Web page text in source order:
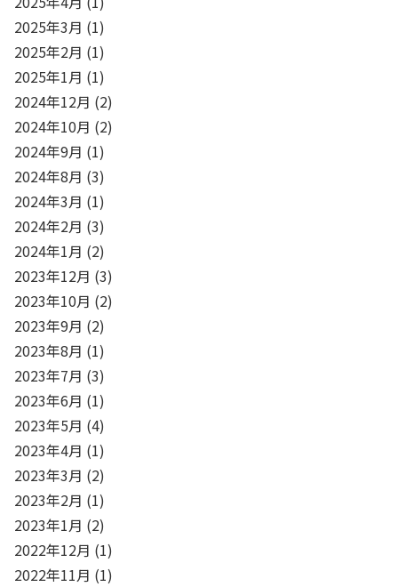
2025年3月 (1)
2025年2月 (1)
2025年1月 (1)
2024年12月 (2)
2024年10月 (2)
2024年9月 (1)
2024年8月 (3)
2024年3月 (1)
2024年2月 (3)
2024年1月 (2)
2023年12月 (3)
2023年10月 (2)
2023年9月 (2)
2023年8月 (1)
2023年7月 (3)
2023年6月 (1)
2023年5月 (4)
2023年4月 (1)
2023年3月 (2)
2023年2月 (1)
2023年1月 (2)
2022年12月 (1)
2022年11月 (1)